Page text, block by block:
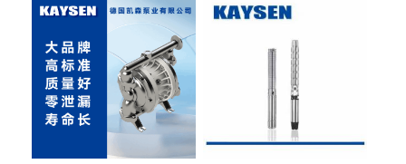
送气动泵
输送